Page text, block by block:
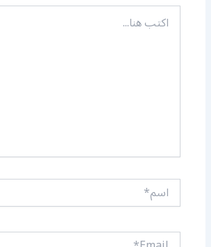
اكتب
هنا...
اسم*
Email*